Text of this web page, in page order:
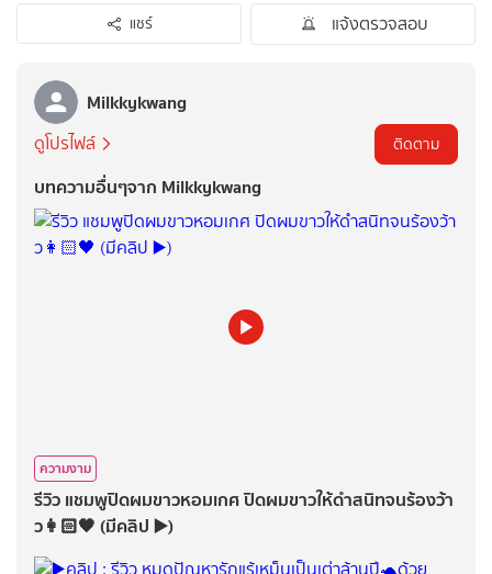
แชร์ แจ้งตรวจสอบ
Milkkykwang
ดูโปรไฟล์ ติดตาม
บทความอื่นๆจาก Milkkykwang
ความงาม
รีวิว แชมพูปิดผมขาวหอมเกศ ปิดผมขาวให้ดำสนิทจนร้องว้า
ว👩🏻🖤 (มีคลิป ▶️)